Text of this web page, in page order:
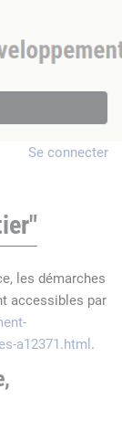
Se connecter
les démarches
accessibles par
a12371.html .